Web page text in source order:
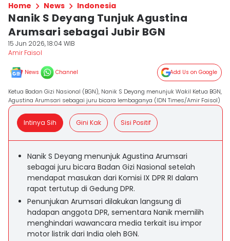
Home News Indonesia
Nanik S Deyang Tunjuk Agustina
Arumsari sebagai Jubir BGN
15 Jun 2026, 18:04 WIB
Amir Faisol
News Channel Add Us on Google
Ketua Badan Gizi Nasional (BGN), Nanik S Deyang menunjuk Wakil Ketua BGN,
Agustina Arumsari sebagai juru bicara lembaganya (IDN Times/Amir Faisol)
Intinya Sih Gini Kak Sisi Positif
Nanik S Deyang menunjuk Agustina Arumsari
sebagai juru bicara Badan Gizi Nasional setelah
mendapat masukan dari Komisi IX DPR RI dalam
rapat tertutup di Gedung DPR.
Penunjukan Arumsari dilakukan langsung di
hadapan anggota DPR, sementara Nanik memilih
menghindari wawancara media terkait isu impor
motor listrik dari India oleh BGN.